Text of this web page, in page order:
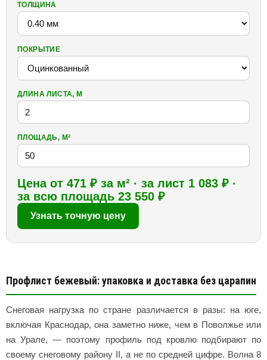
ТОЛЩИНА
ПОКРЫТИЕ
ДЛИНА ЛИСТА, М
ПЛОЩАДЬ, М²
Цена от 471 ₽ за м² · за лист 1 083 ₽ ·
за всю площадь 23 550 ₽
Узнать точную цену
Профлист бежевый: упаковка и доставка без царапин
Снеговая нагрузка по стране различается в разы: на юге,
включая Краснодар, она заметно ниже, чем в Поволжье или
на Урале, — поэтому профиль под кровлю подбирают по
своему снеговому району II, а не по средней цифре. Волна 8